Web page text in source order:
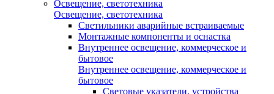
Освещение, светотехника
Освещение, светотехника
Светильники аварийные встраиваемые
Монтажные компоненты и оснастка
Внутреннее освещение, коммерческое и
бытовое
Внутреннее освещение, коммерческое и
бытовое
Световые указатели, устройства